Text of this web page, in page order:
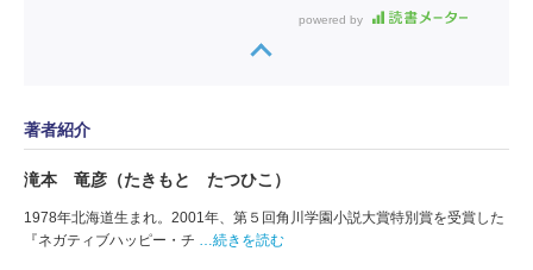
powered by
著者紹介
滝本 竜彦（たきもと たつひこ）
1978年北海道生まれ。2001年、第５回角川学園小説大賞特別賞を受賞した
『ネガティブハッピー・チ
…続きを読む